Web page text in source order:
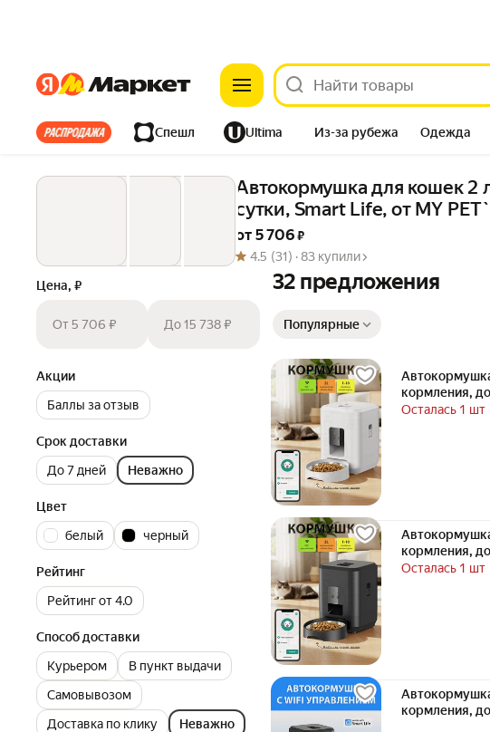
ЯндексЯндекс
Все хиты Спешл Ultima Из-за рубежа Одежда
Дом Ремонт Детям Красота
Автокормушка для кошек 2
сутки, Smart Life, от MY
от 5 706 ₽
4.5 (31) ·83 купили
Цена, ₽
От 5 706 ₽ До 15 738 ₽
Акции
Баллы за отзыв
Срок доставки
До 7 дней
Неважно
Цвет
белый
черный
Рейтинг
Рейтинг от 4.0
Способ доставки
Курьером
В пункт выдачи
Самовывозом
Доставка по клику
Неважно
32 предложения
Популярные
кормления,
GADGETS
Осталась 1 шт
кормления,
GADGETS
Осталась 1 шт
кормления,